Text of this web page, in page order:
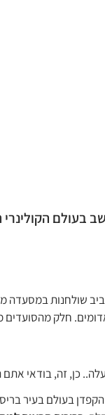
בעולם
כן, זה, בודאי
הקפדן בעולם בעיר